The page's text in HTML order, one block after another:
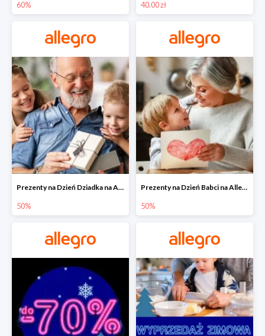
60% 40.00 zł
Prezenty na Dzień Dziadka na Allegro do -50%
50%
Prezenty na Dzień Babci na Allegro do -50%
50%